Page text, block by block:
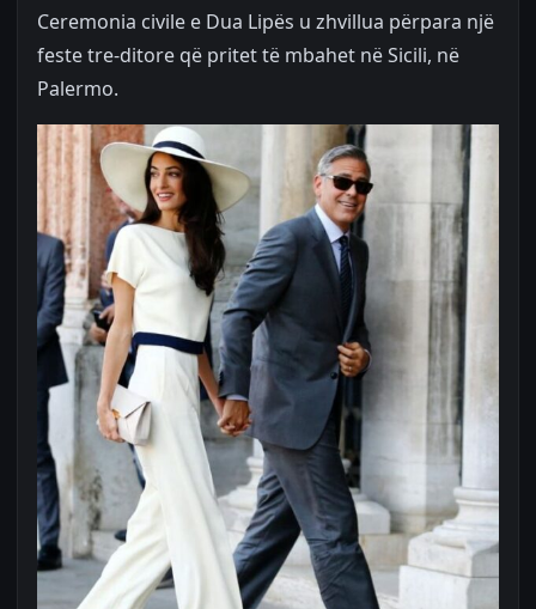
Ceremonia civile e Dua Lipës u zhvillua përpara një
feste tre-ditore që pritet të mbahet në Sicili, në
Palermo.